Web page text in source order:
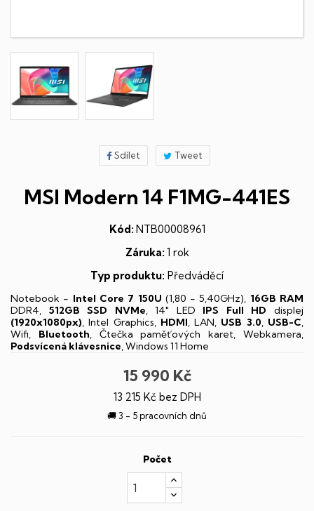
Sdílet Tweet
MSI Modern 14 F1MG-441ES
Kód: NTB00008961
Záruka: 1 rok
Typ produktu: Předváděcí
Notebook - Intel Core 7 150U (1,80 - 5,40GHz), 16GB RAM
DDR4, 512GB SSD NVMe, 14" LED IPS Full HD displej
(1920x1080px), Intel Graphics, HDMI, LAN, USB 3.0, USB-C,
Wifi, Bluetooth, Čtečka paměťových karet, Webkamera,
Podsvícená klávesnice, Windows 11 Home
15 990 Kč
13 215 Kč bez DPH
🚚 3 - 5 pracovních dnů
Počet